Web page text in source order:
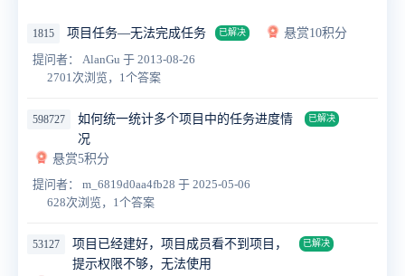
1815 项目任务—无法完成任务 已解决
悬赏10积分
提问者： AlanGu 于 2013-08-26
2701次浏览，1个答案
598727
如何统一统计多个项目中的任务进度情
况
已解决
悬赏5积分
提问者： m_6819d0aa4fb28 于 2025-05-06
628次浏览，1个答案
53127
项目已经建好，项目成员看不到项目，
提示权限不够，无法使用
已解决